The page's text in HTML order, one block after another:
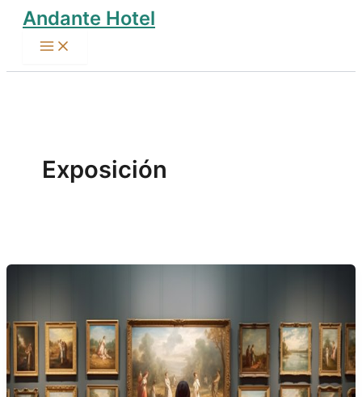
Skip
content
Andante Hotel
Exposición